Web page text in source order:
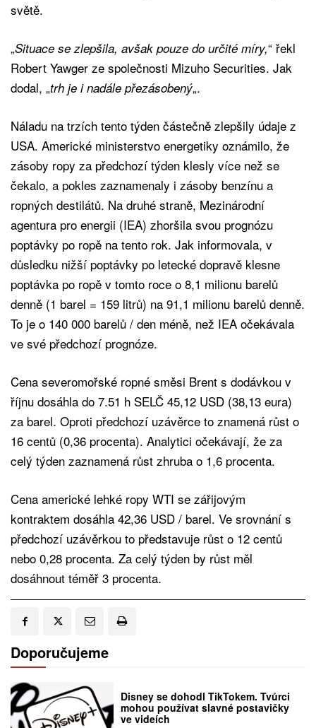
světě.
„Situace se zlepšila, avšak pouze do určité míry,“ řekl
Robert Yawger ze společnosti Mizuho Securities. Jak
dodal, „trh je i nadále přezásobený„.
Náladu na trzích tento týden částečně zlepšily údaje z
USA. Americké ministerstvo energetiky oznámilo, že
zásoby ropy za předchozí týden klesly více než se
čekalo, a pokles zaznamenaly i zásoby benzínu a
ropných destilátů. Na druhé straně, Mezinárodní
agentura pro energii (IEA) zhoršila svou prognózu
poptávky po ropě na tento rok. Jak informovala, v
důsledku nižší poptávky po letecké dopravě klesne
poptávka po ropě v tomto roce o 8,1 milionu barelů
denně (1 barel = 159 litrů) na 91,1 milionu barelů denně.
To je o 140 000 barelů / den méně, než IEA očekávala
ve své předchozí prognóze.
Cena severomořské ropné směsi Brent s dodávkou v
říjnu dosáhla do 7.51 h SELČ 45,12 USD (38,13 eura)
za barel. Oproti předchozí uzávěrce to znamená růst o
16 centů (0,36 procenta). Analytici očekávají, že za
celý týden zaznamená růst zhruba o 1,6 procenta.
Cena americké lehké ropy WTI se zářijovým
kontraktem dosáhla 42,36 USD / barel. Ve srovnání s
předchozí uzávěrkou to představuje růst o 12 centů
nebo 0,28 procenta. Za celý týden by růst měl
dosáhnout téměř 3 procenta.
Doporučujeme
Disney se dohodl TikTokem. Tvůrci
mohou používat slavné postavičky
ve videích